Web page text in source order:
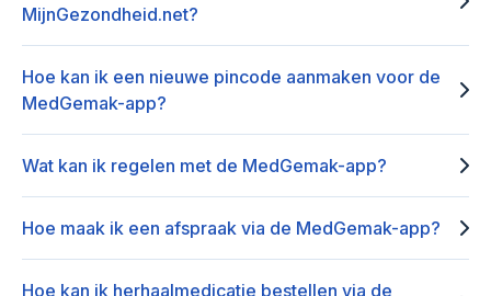
MijnGezondheid.net?
Hoe kan ik een nieuwe pincode aanmaken voor de
MedGemak-app?
Wat kan ik regelen met de MedGemak-app?
Hoe maak ik een afspraak via de MedGemak-app?
Hoe kan ik herhaalmedicatie bestellen via de